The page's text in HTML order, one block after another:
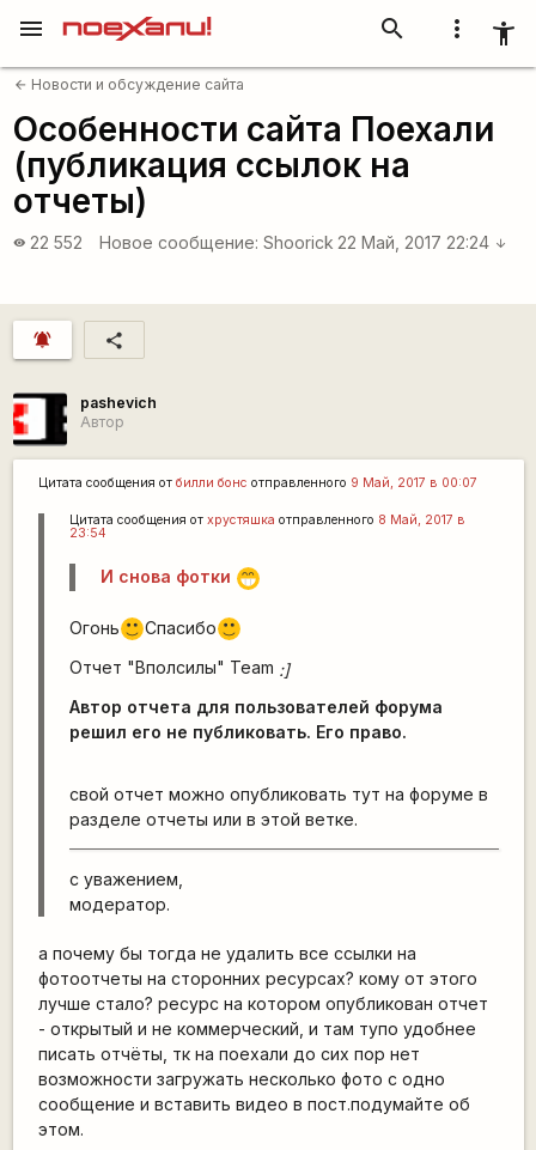
more_vert accessibility_new
search
menu
arrow_back Новости и обсуждение сайта
Особенности сайта Поехали
(публикация ссылок на
отчеты)
visibility 22 552 Новое сообщение: Shoorick 22 Май, 2017 22:24 arrow_downward
notifications_active share
pashevich
Автор
Цитата сообщения от билли бонс отправленного 9 Май, 2017 в 00:07
Цитата сообщения от хрустяшка отправленного 8 Май, 2017 в
23:54
И снова фотки ;D
Огонь :) Спасибо :)
Отчет "Вполсилы" Team :]
Автор отчета для пользователей форума
решил его не публиковать. Его право.
свой отчет можно опубликовать тут на форуме в
разделе отчеты или в этой ветке.
с уважением,
модератор.
а почему бы тогда не удалить все ссылки на
фотоотчеты на сторонних ресурсах? кому от этого
лучше стало? ресурс на котором опубликован отчет
- открытый и не коммерческий, и там тупо удобнее
писать отчёты, тк на поехали до сих пор нет
возможности загружать несколько фото с одно
сообщение и вставить видео в пост.подумайте об
этом.